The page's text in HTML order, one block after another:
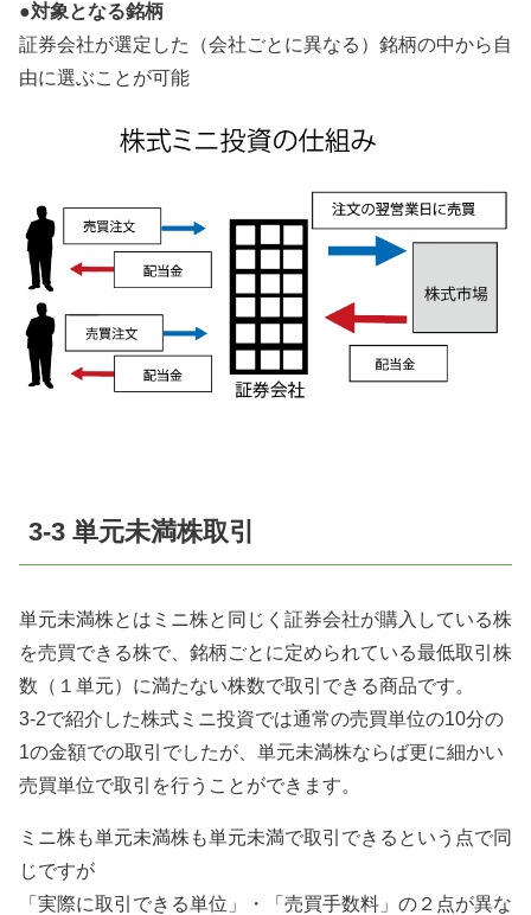
●対象となる銘柄
証券会社が選定した（会社ごとに異なる）銘柄の中から自
由に選ぶことが可能
3-3 単元未満株取引
単元未満株とはミニ株と同じく証券会社が購入している株
を売買できる株で、銘柄ごとに定められている最低取引株
数（１単元）に満たない株数で取引できる商品です。
3-2で紹介した株式ミニ投資では通常の売買単位の10分の
1の金額での取引でしたが、単元未満株ならば更に細かい
売買単位で取引を行うことができます。
ミニ株も単元未満株も単元未満で取引できるという点で同
じですが
「実際に取引できる単位」・「売買手数料」の２点が異な